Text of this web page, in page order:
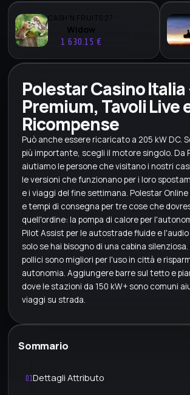
CASH'N FRUITS 27
Widow
1 630.15 €
Polestar Casino Italia
Premium, Tavoli Live
Ricompense
Può anche essere ricaricato a 205 kW DC.
più importante, scegli il motore singolo. Da
aiutiamo le persone che visitano i nostri
le versioni che funzionano per i loro
e i viaggi del fine settimana. Polestar
e tempi di consegna per tre cose che
quell'ordine: la pompa di calore per
Pilot Assist per le autostrade fluide e
solo se hai bisogno di una cabina
pollici sono migliori per l'uso in città e
autonomia. Aggiungere barre sul tetto e
dove le stazioni da 150 kW+ sono comuni
viaggi su strada.
Sommario
01Dettagli Attributo